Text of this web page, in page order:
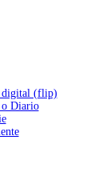
digital (flip)
o Diario